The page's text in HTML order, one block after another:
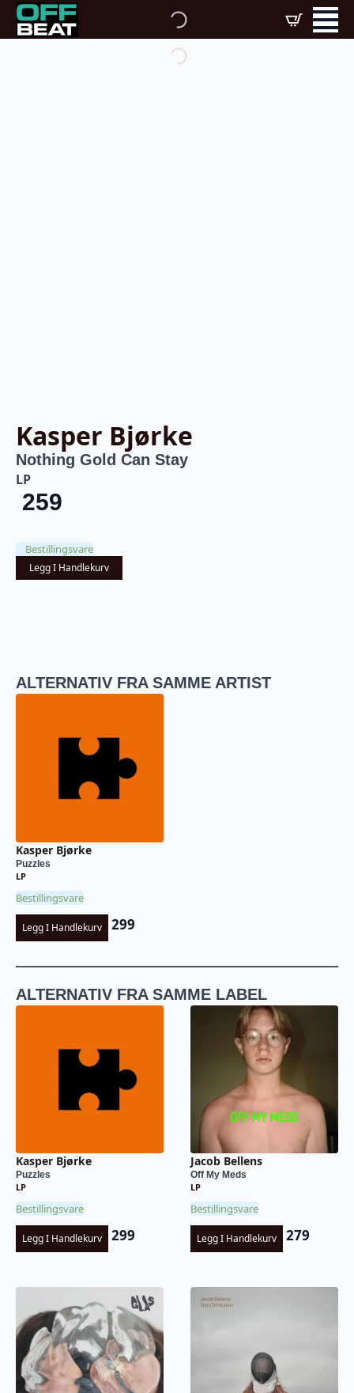
Kasper Bjørke
Nothing Gold Can Stay
LP
259
Bestillingsvare
Legg I Handlekurv
ALTERNATIV FRA SAMME ARTIST
Kasper Bjørke
Puzzles
LP
Bestillingsvare
Legg I Handlekurv 299
ALTERNATIV FRA SAMME LABEL
Kasper Bjørke
Puzzles
LP
Bestillingsvare
Legg I Handlekurv 299
Jacob Bellens
Off My Meds
LP
Bestillingsvare
Legg I Handlekurv 279